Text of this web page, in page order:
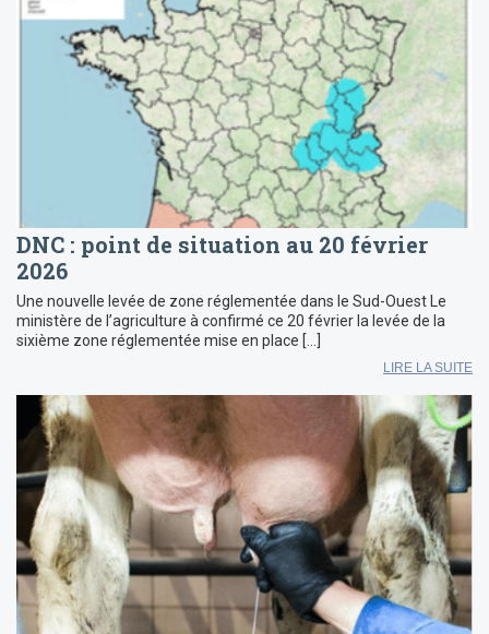
DNC : point de situation au 20 février
2026
Une nouvelle levée de zone réglementée dans le Sud-Ouest Le
ministère de l’agriculture à confirmé ce 20 février la levée de la
sixième zone réglementée mise en place […]
LIRE LA SUITE